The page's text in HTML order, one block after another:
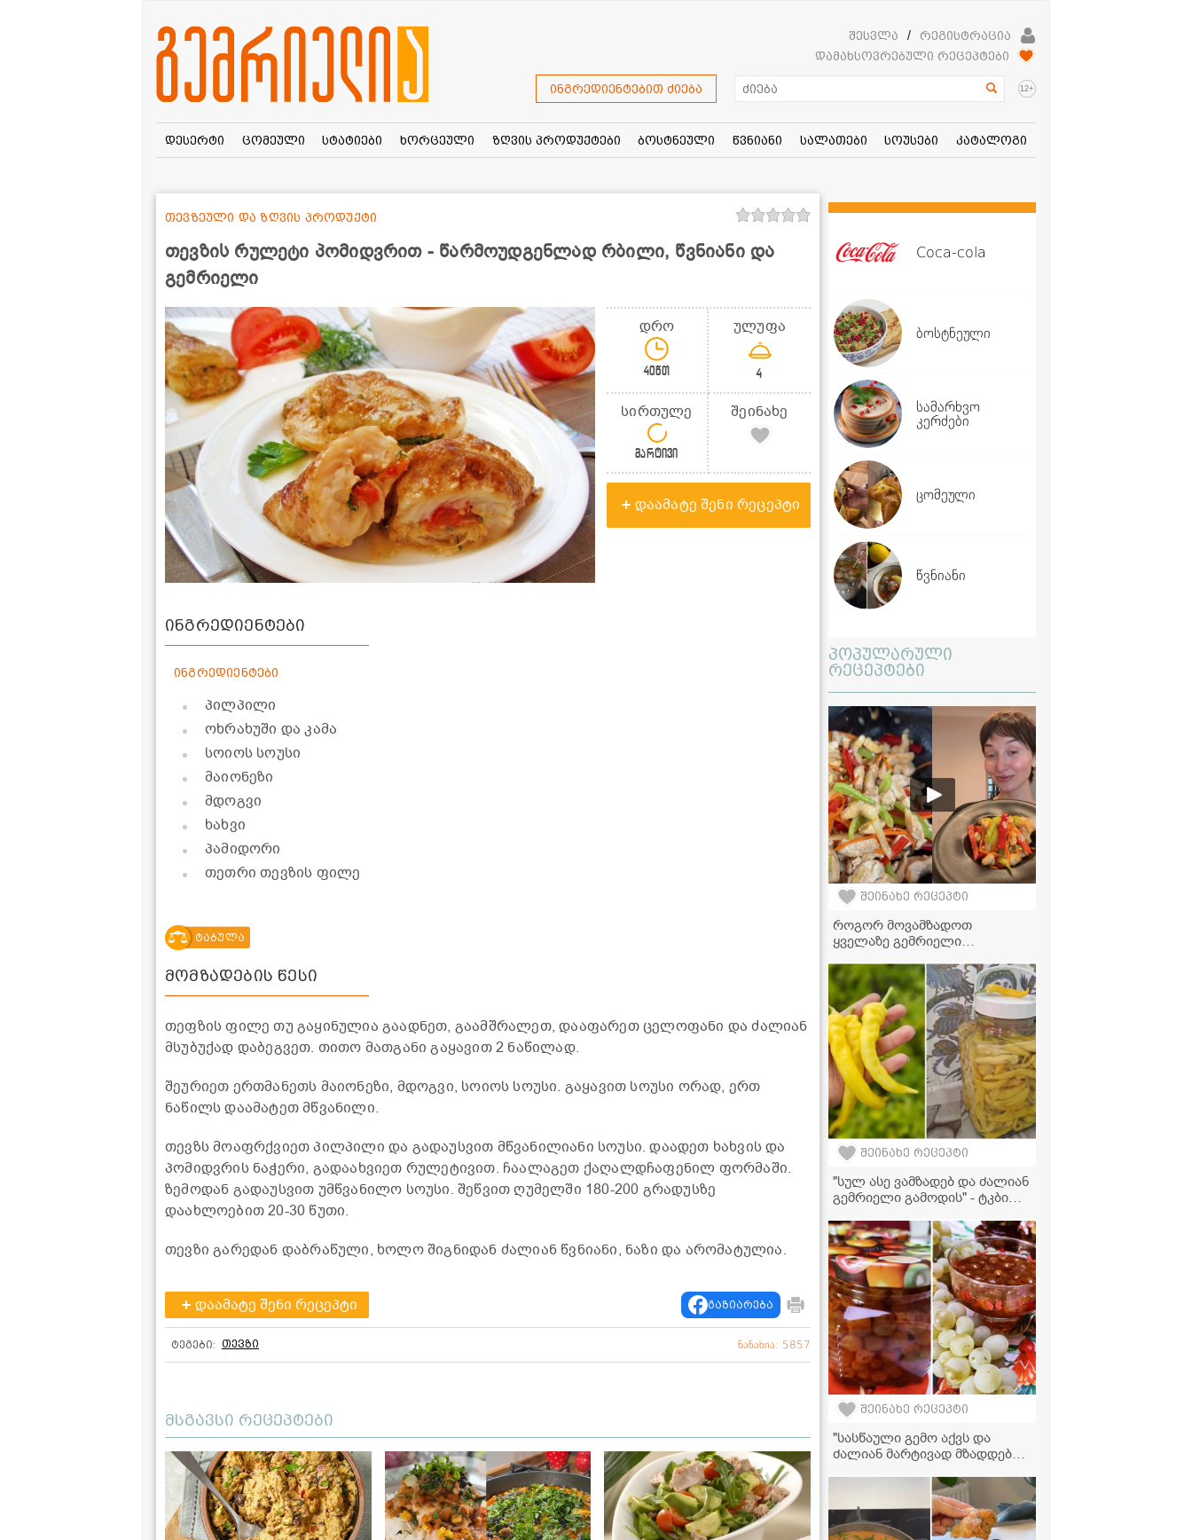
შესვლა /
რეგისტრაცია
დამახსოვრებული რეცეპტები
ინგრედიენტებით ძიება 12+
დესერტი ცომეული სტატიები ხორცეული ზღვის პროდუქტები ბოსტნეული წვნიანი სალათები სოუსები კატალოგი
თევზის რულეტი პომიდვრით - წარმოუდგენლად რბილი, წვნიანი და
გემრიელი
თევზეული და ზღვის პროდუქტი
დრო
40წთ
ულუფა
4
სირთულე
მარტივი
შეინახე
დაამატე შენი რეცეპტი
ინგრედიენტები
ინგრედიენტები
პილპილი
ოხრახუში და კამა
სოიოს სოუსი
მაიონეზი
მდოგვი
ხახვი
პამიდორი
თეთრი თევზის ფილე
ტაბულა
მომზადების წესი
თეფზის ფილე თუ გაყინულია გაადნეთ, გაამშრალეთ, დააფარეთ ცელოფანი და ძალიან
მსუბუქად დაბეგვეთ. თითო მათგანი გაყავით 2 ნაწილად.
შეურიეთ ერთმანეთს მაიონეზი, მდოგვი, სოიოს სოუსი. გაყავით სოუსი ორად, ერთ
ნაწილს დაამატეთ მწვანილი.
თევზს მოაფრქვიეთ პილპილი და გადაუსვით მწვანილიანი სოუსი. დაადეთ ხახვის და
პომიდვრის ნაჭერი, გადაახვიეთ რულეტივით. ჩაალაგეთ ქაღალდჩაფენილ ფორმაში.
ზემოდან გადაუსვით უმწვანილო სოუსი. შეწვით ღუმელში 180-200 გრადუსზე
დაახლოებით 20-30 წუთი.
თევზი გარედან დაბრაწული, ხოლო შიგნიდან ძალიან წვნიანი, ნაზი და არომატულია.
დაამატე შენი რეცეპტი გაზიარება
ტეგები: თევზი ნანახია: 5857
მსგავსი რეცეპტები
Coca-cola
ბოსტნეული
სამარხვო
კერძები
ცომეული
წვნიანი
პოპულარული
რეცეპტები
შეინახე რეცეპტი
როგორ მოვამზადოთ
ყველაზე გემრიელი
ინგრედიენტი, რომელიც
ყველაფერს ცვლის!
შეინახე რეცეპტი
"სულ ასე ვამზადებ და ძალიან
გემრიელი გამოდის" - ტკბილი
შეინახე რეცეპტი
"სასწაული გემო აქვს და
ძალიან მარტივად მზადდება!"